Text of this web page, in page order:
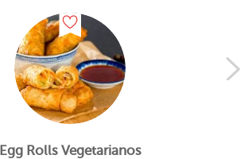
Egg Rolls Vegetarianos